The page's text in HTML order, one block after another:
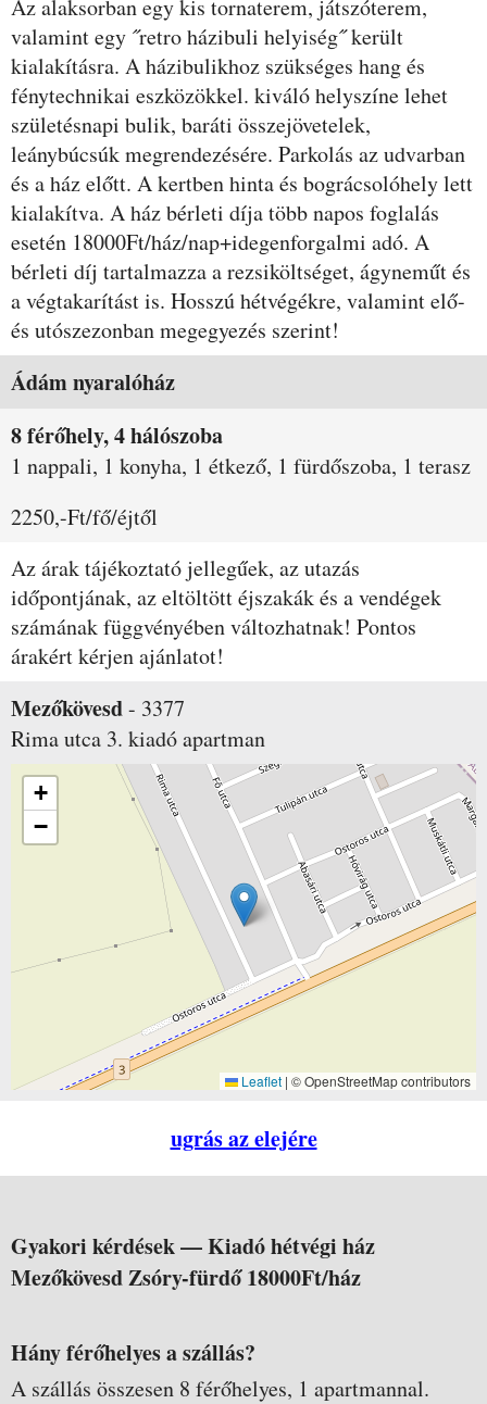
Az alaksorban egy kis tornaterem, játszóterem,
valamint egy ˝retro házibuli helyiség˝ került
kialakításra. A házibulikhoz szükséges hang és
fénytechnikai eszközökkel. kiváló helyszíne lehet
születésnapi bulik, baráti összejövetelek,
leánybúcsúk megrendezésére. Parkolás az udvarban
és a ház előtt. A kertben hinta és bográcsolóhely lett
kialakítva. A ház bérleti díja több napos foglalás
esetén 18000Ft/ház/nap+idegenforgalmi adó. A
bérleti díj tartalmazza a rezsiköltséget, ágyneműt és
a végtakarítást is. Hosszú hétvégékre, valamint elő-
és utószezonban megegyezés szerint!
Szobák és árak
Ádám nyaralóház
8 férőhely, 4 hálószoba
1 nappali, 1 konyha, 1 étkező, 1 fürdőszoba, 1 terasz
2250,-Ft/fő/éjtől
Az árak tájékoztató jellegűek, az utazás
időpontjának, az eltöltött éjszakák és a vendégek
számának függvényében változhatnak! Pontos
árakért kérjen ajánlatot!
Mezőkövesd- 3377
Rima utca 3. kiadó apartman
+
−
Leaflet | © OpenStreetMap contributors
ugrás az elejére
Gyakori kérdések —Kiadó hétvégi ház
Mezőkövesd Zsóry-fürdő 18000Ft/ház
Hány férőhelyes a szállás?
A szállás összesen 8 férőhelyes, 1 apartmannal.